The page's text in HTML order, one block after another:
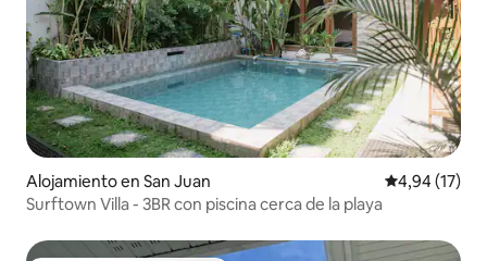
Alojamiento en San Juan Calificación
4,94 (17)
Surftown Villa - 3BR con piscina cerca de la playa